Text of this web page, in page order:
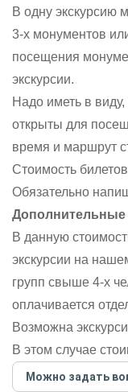
В одну экскурсию
3-х монументов
посещения
экскурсии.
Надо иметь в
открыты для
время и маршрут
Стоимость
Обязательно
Дополнительные
В данную
экскурсии на
групп свыше 4-х
оплачивается
Возможна
В этом случае
Можно задать